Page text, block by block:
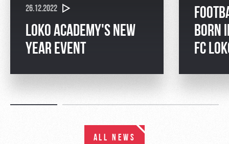
26.12.2022
LOKO ACADEMY'S NEW
YEAR EVENT
BORN
FC
ALL NEWS